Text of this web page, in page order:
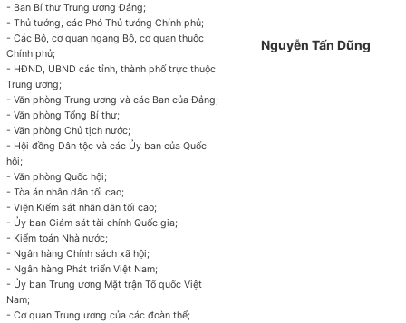
- Ban Bí thư Trung ương Đảng;
- Thủ tướng, các Phó Thủ tướng Chính phủ;
- Các Bộ, cơ quan ngang Bộ, cơ quan thuộc
Chính phủ;
- HĐND, UBND các tỉnh, thành phố trực thuộc
Trung ương;
-Văn phòng Trung ương và các Ban của Đảng;
-Văn phòng Tổng Bí thư;
-Văn phòng Chủ tịch nước;
- Hội đồng Dân tộc và các Ủy ban của Quốc
hội;
-Văn phòng Quốc hội;
- Tòa án nhân dân tối cao;
- Viện Kiểm sát nhân dân tối cao;
- Ủy ban Giám sát tài chính Quốc gia;
- Kiểm toán Nhà nước;
- Ngân hàng Chính sách xã hội;
- Ngân hàng Phát triển Việt Nam;
- Ủy ban Trung ương Mặt trận Tổ quốc Việt
Nam;
- Cơ quan Trung ương của các đoàn thể;
Nguyễn Tấn Dũng